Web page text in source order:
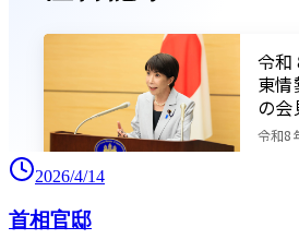
2026/4/14
首相官邸